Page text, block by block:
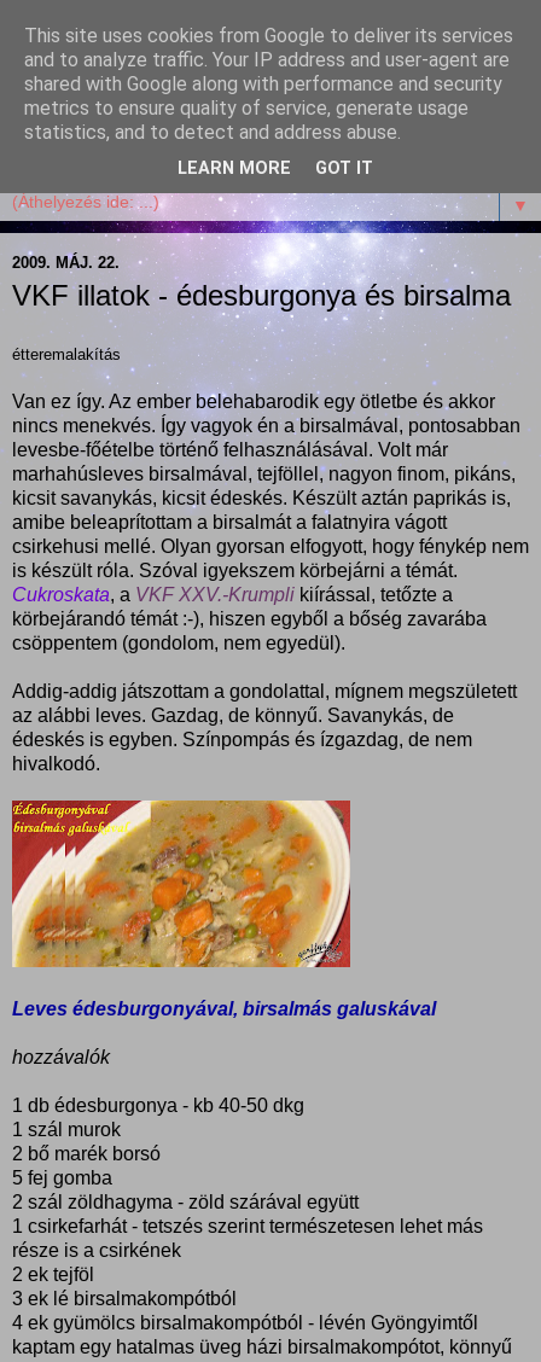
Garffyka
Szösszenetek a konyhámból, az életemből. Mosollyal,
receptekkel, vidámsággal, marcipánnal, csokival.
▼
2009. MÁJ. 22.
VKF illatok - édesburgonya és birsalma
étteremalakítás
Van ez így. Az ember belehabarodik egy ötletbe és akkor
nincs menekvés. Így vagyok én a birsalmával, pontosabban
levesbe-főételbe történő felhasználásával. Volt már
marhahúsleves birsalmával, tejföllel, nagyon finom, pikáns,
kicsit savanykás, kicsit édeskés. Készült aztán paprikás is,
amibe beleaprítottam a birsalmát a falatnyira vágott
csirkehusi mellé. Olyan gyorsan elfogyott, hogy fénykép nem
is készült róla. Szóval igyekszem körbejárni a témát.
Cukroskata, a VKF XXV.-Krumpli kiírással, tetőzte a
körbejárandó témát :-), hiszen egyből a bőség zavarába
csöppentem (gondolom, nem egyedül).
Addig-addig játszottam a gondolattal, mígnem megszületett
az alábbi leves. Gazdag, de könnyű. Savanykás, de
édeskés is egyben. Színpompás és ízgazdag, de nem
hivalkodó.
Leves édesburgonyával, birsalmás galuskával
hozzávalók
1 db édesburgonya - kb 40-50 dkg
1 szál murok
2 bő marék borsó
5 fej gomba
2 szál zöldhagyma - zöld szárával együtt
1 csirkefarhát - tetszés szerint természetesen lehet más
része is a csirkének
2 ek tejföl
3 ek lé birsalmakompótból
4 ek gyümölcs birsalmakompótból - lévén Gyöngyimtől
kaptam egy hatalmas üveg házi birsalmakompótot, könnyű
This site uses cookies from Google to deliver its services
and to analyze traffic. Your IP address and user-agent are
shared with Google along with performance and security
metrics to ensure quality of service, generate usage
statistics, and to detect and address abuse.
LEARN MORE GOT IT